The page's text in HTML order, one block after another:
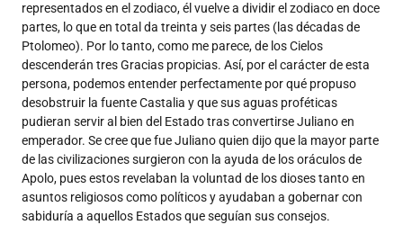
representados en el zodiaco, él vuelve a dividir el zodiaco en doce
partes, lo que en total da treinta y seis partes (las décadas de
Ptolomeo). Por lo tanto, como me parece, de los Cielos
descenderán tres Gracias propicias. Así, por el carácter de esta
persona, podemos entender perfectamente por qué propuso
desobstruir la fuente Castalia y que sus aguas proféticas
pudieran servir al bien del Estado tras convertirse Juliano en
emperador. Se cree que fue Juliano quien dijo que la mayor parte
de las civilizaciones surgieron con la ayuda de los oráculos de
Apolo, pues estos revelaban la voluntad de los dioses tanto en
asuntos religiosos como políticos y ayudaban a gobernar con
sabiduría a aquellos Estados que seguían sus consejos.